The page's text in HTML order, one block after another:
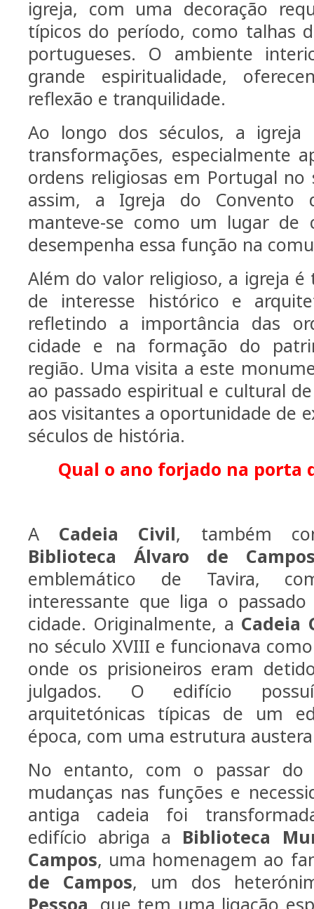
igreja, com uma decoração
típicos do período, como talhas
portugueses. O ambiente
grande espiritualidade,
reflexão e tranquilidade.
Ao longo dos séculos, a igreja
transformações, especialmente
ordens religiosas em Portugal no
assim, a Igreja do Convento
manteve-se como um lugar de
desempenha essa função na
Além do valor religioso, a igreja
de interesse histórico e
refletindo a importância das
cidade e na formação do
região. Uma visita a este
ao passado espiritual e cultural
aos visitantes a oportunidade de
séculos de história.
Qual o ano forjado na porta
A Cadeia Civil, também
Biblioteca Álvaro de
emblemático de Tavira,
interessante que liga o
cidade. Originalmente, a Cadeia
no século XVIII e funcionava
onde os prisioneiros eram
julgados. O edifício
arquitetónicas típicas de um
época, com uma estrutura
No entanto, com o passar
mudanças nas funções e
antiga cadeia foi
edifício abriga a Biblioteca
Campos, uma homenagem ao
de Campos, um dos
Pessoa , que tem uma ligação